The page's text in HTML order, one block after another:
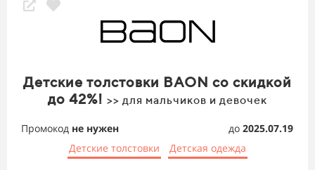
Детские толстовки BAON со скидкой
до 42%! >> для мальчиков и девочек
Промокод не нужен до 2025.07.19
Детские толстовки
Детская одежда